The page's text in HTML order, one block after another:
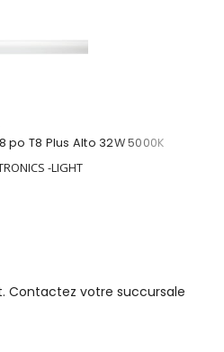
T8 Plus Alto 32W 5000K
-LIGHT
Contactez votre succursale